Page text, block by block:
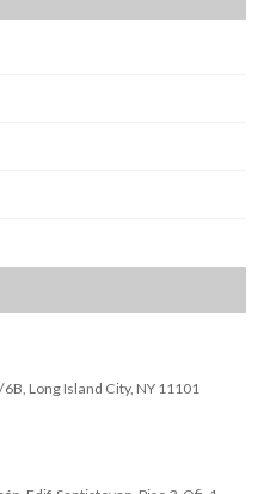
Long Island City, NY 11101